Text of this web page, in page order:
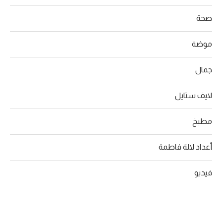
صحة
موضة
جمال
لايف ستايل
مطبخ
أعداد لالة فاطمة
فيديو